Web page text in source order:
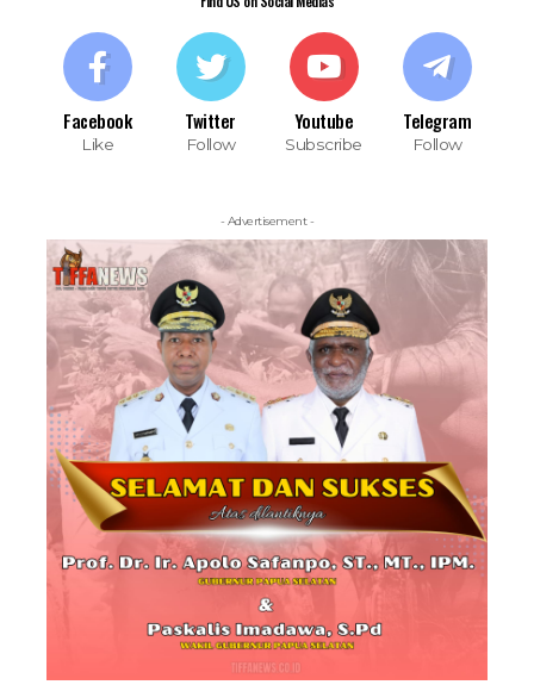
Facebook
Like
Twitter
Follow
Youtube
Subscribe
Telegram
Follow
- Advertisement -